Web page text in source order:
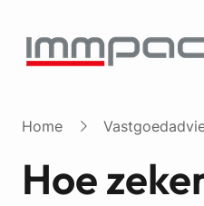
Home
Hoe